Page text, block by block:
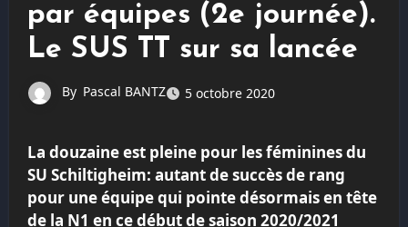
par équipes (2e journée).
Le SUS TT sur sa lancée
By Pascal BANTZ 5 octobre 2020
La douzaine est pleine pour les féminines du
SU Schiltigheim: autant de succès de rang
pour une équipe qui pointe désormais en tête
de la N1 en ce début de saison 2020/2021